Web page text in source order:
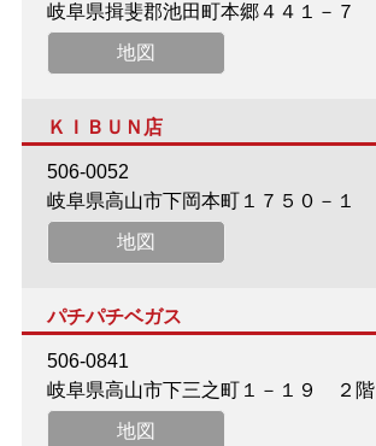
岐阜県揖斐郡池田町本郷４４１－７
地図
ＫＩＢＵＮ店
506-0052
岐阜県高山市下岡本町１７５０－１
地図
パチパチベガス
506-0841
岐阜県高山市下三之町１－１９ ２階
地図